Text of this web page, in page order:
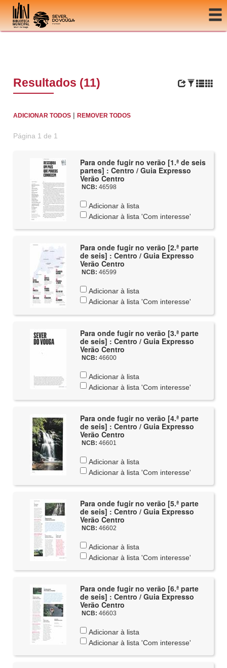
Ir para o conteúdo
Resultados (11)
ADICIONAR TODOS |REMOVER TODOS
Página 1 de 1
Para onde fugir no verão [1.ª de seis
partes] : Centro / Guia Expresso
Verão Centro
NCB: 46598
Adicionar à lista
Adicionar à lista 'Com interesse'
Para onde fugir no verão [2.ª parte
de seis] : Centro / Guia Expresso
Verão Centro
NCB: 46599
Adicionar à lista
Adicionar à lista 'Com interesse'
Para onde fugir no verão [3.ª parte
de seis] : Centro / Guia Expresso
Verão Centro
NCB: 46600
Adicionar à lista
Adicionar à lista 'Com interesse'
Para onde fugir no verão [4.ª parte
de seis] : Centro / Guia Expresso
Verão Centro
NCB: 46601
Adicionar à lista
Adicionar à lista 'Com interesse'
Para onde fugir no verão [5.ª parte
de seis] : Centro / Guia Expresso
Verão Centro
NCB: 46602
Adicionar à lista
Adicionar à lista 'Com interesse'
Para onde fugir no verão [6.ª parte
de seis] : Centro / Guia Expresso
Verão Centro
NCB: 46603
Adicionar à lista
Adicionar à lista 'Com interesse'